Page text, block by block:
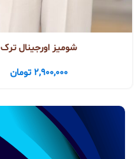
شومیز اورجینال ترک
2,900,000 تومان